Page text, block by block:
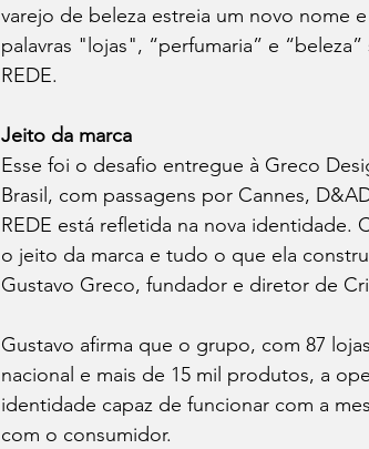
varejo de beleza estreia um novo nome
palavras "lojas", “perfumaria” e
REDE.
Jeito da marca
Esse foi o desafio entregue à Greco
Brasil, com passagens por Cannes,
REDE está refletida na nova
o jeito da marca e tudo o que ela
Gustavo Greco, fundador e diretor de
Gustavo afirma que o grupo, com 87
nacional e mais de 15 mil produtos, a
identidade capaz de funcionar com a
com o consumidor.